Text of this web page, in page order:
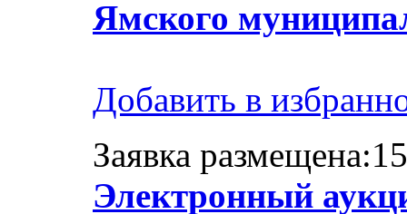
Ямского
Добавить в
Заявка
Электронный